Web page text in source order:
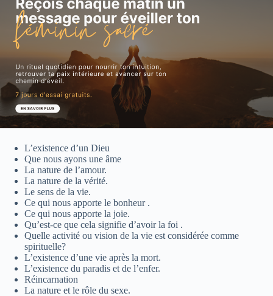
L’existence d’un Dieu
Que nous ayons une âme
La nature de l’amour.
La nature de la vérité.
Le sens de la vie.
Ce qui nous apporte le bonheur .
Ce qui nous apporte la joie.
Qu’est-ce que cela signifie d’avoir la foi .
Quelle activité ou vision de la vie est considérée comme
spirituelle?
L’existence d’une vie après la mort.
L’existence du paradis et de l’enfer.
Réincarnation
La nature et le rôle du sexe.